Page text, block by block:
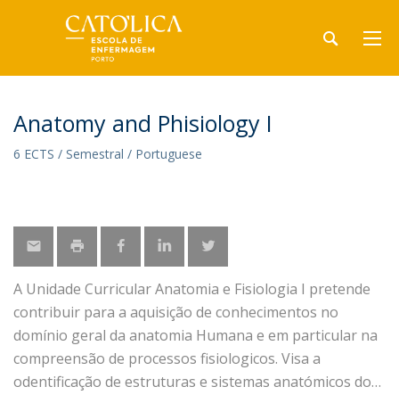
Anatomy and Phisiology I
6 ECTS / Semestral / Portuguese
A Unidade Curricular Anatomia e Fisiologia I pretende
contribuir para a aquisição de conhecimentos no
domínio geral da anatomia Humana e em particular na
compreensão de processos fisiologicos. Visa a
odentificação de estruturas e sistemas anatómicos do